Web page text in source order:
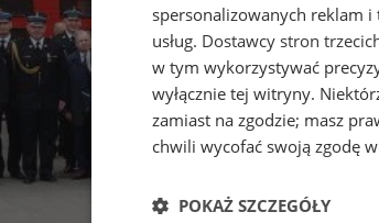
spersonalizowanych reklam
usług. Dostawcy stron
w tym wykorzystywać
wyłącznie tej witryny.
zamiast na zgodzie; masz
chwili wycofać swoją zgodę w
POKAŻ SZCZEGÓŁY